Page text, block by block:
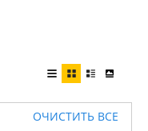
ОЧИСТИТЬ ВСЕ